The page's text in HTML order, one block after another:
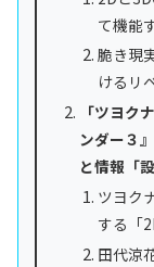
て機能
脆き現
けるリ
「ツヨク
ンダー３
と情報「設
ツヨク
する「
田代涼